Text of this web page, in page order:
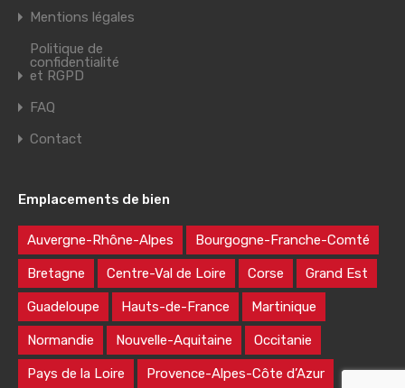
Mentions légales
Politique de
confidentialité
et RGPD
FAQ
Contact
Emplacements de bien
Auvergne-Rhône-Alpes Bourgogne-Franche-Comté
Bretagne Centre-Val de Loire Corse Grand Est
Guadeloupe Hauts-de-France Martinique
Normandie Nouvelle-Aquitaine Occitanie
Pays de la Loire Provence-Alpes-Côte d’Azur